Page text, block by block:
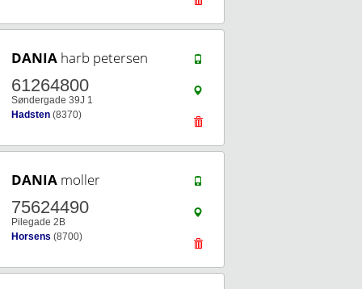
DANIA harb petersen
61264800
Søndergade 39J 1
Hadsten (8370)
DANIA moller
75624490
Pilegade 2B
Horsens (8700)